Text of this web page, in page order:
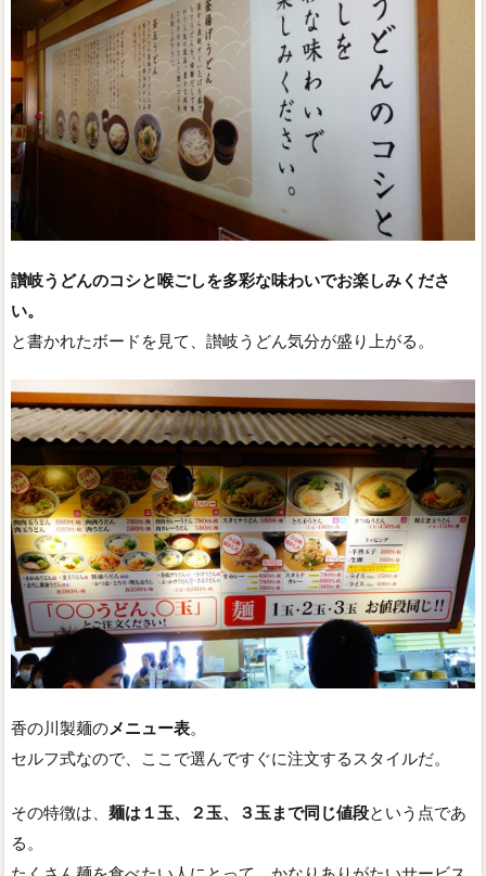
讃岐うどんのコシと喉ごしを多彩な味わいでお楽しみくださ
い。
と書かれたボードを見て、讃岐うどん気分が盛り上がる。
香の川製麺のメニュー表。
セルフ式なので、ここで選んですぐに注文するスタイルだ。
その特徴は、 麺は１玉、２玉、３玉まで同じ値段という点であ
る。